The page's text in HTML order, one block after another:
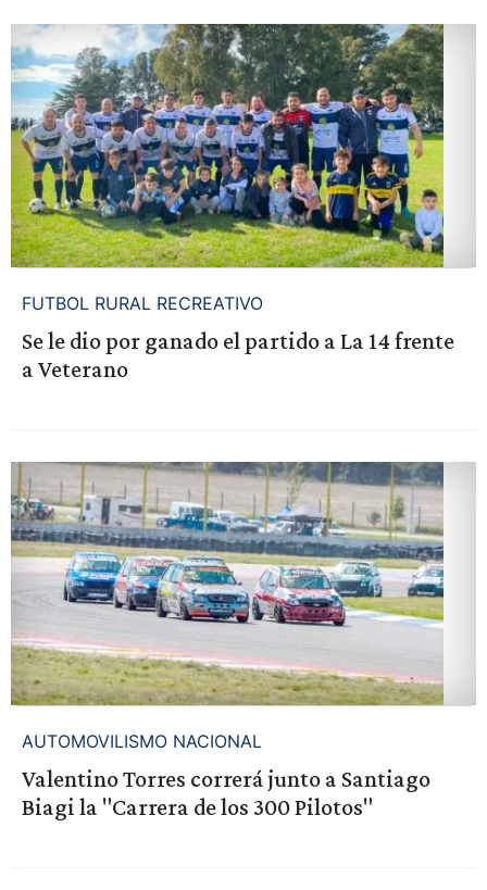
FUTBOL RURAL RECREATIVO
Se le dio por ganado el partido a La 14 frente
a Veterano
AUTOMOVILISMO NACIONAL
Valentino Torres correrá junto a Santiago
Biagi la "Carrera de los 300 Pilotos"